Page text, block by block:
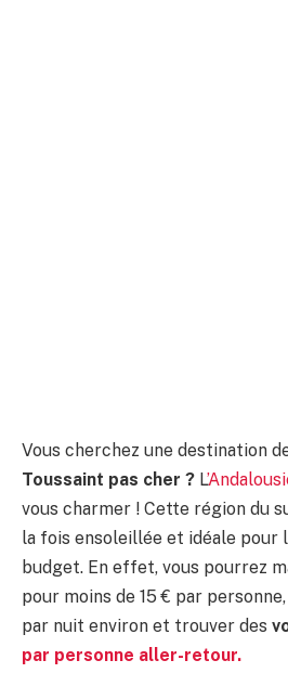
Vous cherchez une destination
Toussaint pas cher ? L
vous charmer ! Cette région du
la fois ensoleillée et idéale pour
budget. En effet, vous pourrez
pour moins de 15 € par
par nuit environ et trouver des
par personne aller-retour.